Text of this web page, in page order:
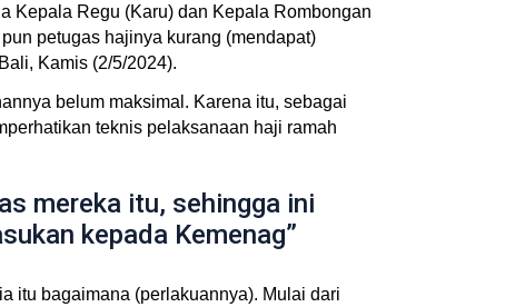
Kepala Regu (Karu) dan Kepala Rombongan
petugas hajinya kurang (mendapat)
Kamis (2/5/2024).
belum maksimal. Karena itu, sebagai
teknis pelaksanaan haji ramah
mereka itu, sehingga ini
kepada Kemenag”
itu bagaimana (perlakuannya). Mulai dari